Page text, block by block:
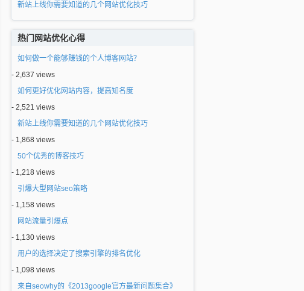
新站上线你需要知道的几个网站优化技巧
热门网站优化心得
如何做一个能够赚钱的个人博客网站？
- 2,637 views
如何更好优化网站内容，提高知名度
- 2,521 views
新站上线你需要知道的几个网站优化技巧
- 1,868 views
50个优秀的博客技巧
- 1,218 views
引爆大型网站seo策略
- 1,158 views
网站流量引爆点
- 1,130 views
用户的选择决定了搜索引擎的排名优化
- 1,098 views
来自seowhy的《2013google官方最新问题集合》